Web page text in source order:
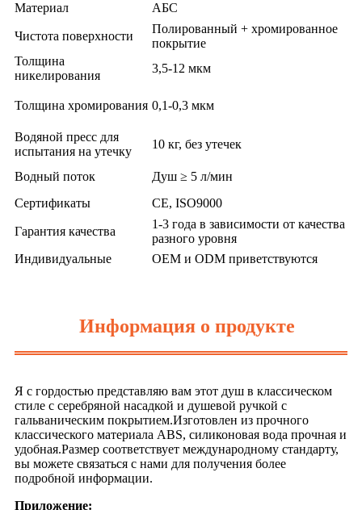
Материал АБС
Чистота поверхности
Полированный + хромированное
покрытие
Толщина
никелирования
3,5-12 мкм
Толщина хромирования 0,1-0,3 мкм
Водяной пресс для
испытания на утечку
10 кг, без утечек
Водный поток
Душ ≥ 5 л/мин
Сертификаты
CE, ISO9000
Гарантия качества
1-3 года в зависимости от качества
разного уровня
Индивидуальные
OEM и ODM приветствуются
Информация о продукте
Я с гордостью представляю вам этот душ в классическом
стиле с серебряной насадкой и душевой ручкой с
гальваническим покрытием.Изготовлен из прочного
классического материала ABS, силиконовая вода прочная и
удобная.Размер соответствует международному стандарту,
вы можете связаться с нами для получения более
подробной информации.
Приложение: